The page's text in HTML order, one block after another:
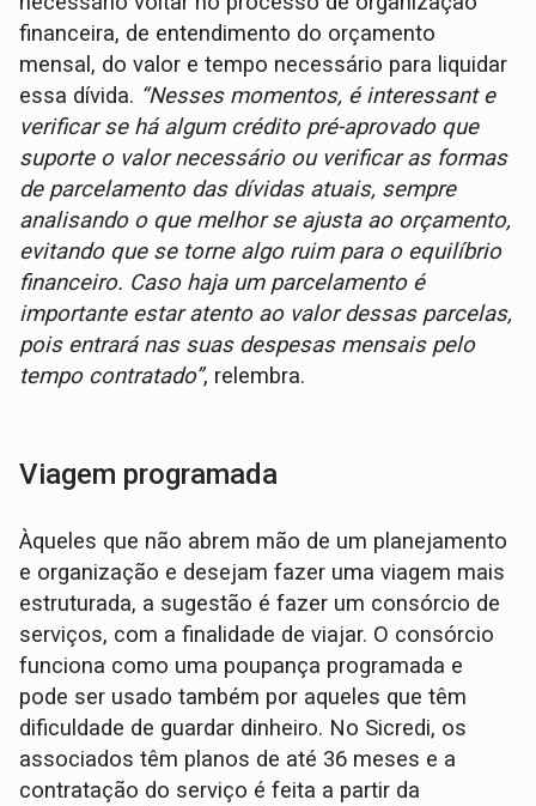
financeira, de entendimento do orçamento
mensal, do valor e tempo necessário para liquidar
essa dívida. “Nesses momentos, é interessant e
verificar se há algum crédito pré-aprovado que
suporte o valor necessário ou verificar as formas
de parcelamento das dívidas atuais, sempre
analisando o que melhor se ajusta ao orçamento,
evitando que se torne algo ruim para o equilíbrio
financeiro. Caso haja um parcelamento é
importante estar atento ao valor dessas parcelas,
pois entrará nas suas despesas mensais pelo
tempo contratado”, relembra.
Viagem programada
Àqueles que não abrem mão de um planejamento
e organização e desejam fazer uma viagem mais
estruturada, a sugestão é fazer um consórcio de
serviços, com a finalidade de viajar. O consórcio
funciona como uma poupança programada e
pode ser usado também por aqueles que têm
dificuldade de guardar dinheiro. No Sicredi, os
associados têm planos de até 36 meses e a
contratação do serviço é feita a partir da